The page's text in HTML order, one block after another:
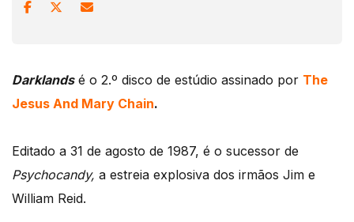
Darklandsé o 2.º disco de estúdio assinado por The
Jesus And Mary Chain.
Editado a 31 de agosto de 1987, é o sucessor de
Psychocandy, a estreia explosiva dos irmãos Jim e
William Reid.